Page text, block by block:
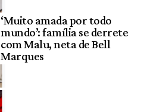
‘Muito amada por todo
mundo’: família se derrete
com Malu, neta de Bell
Marques